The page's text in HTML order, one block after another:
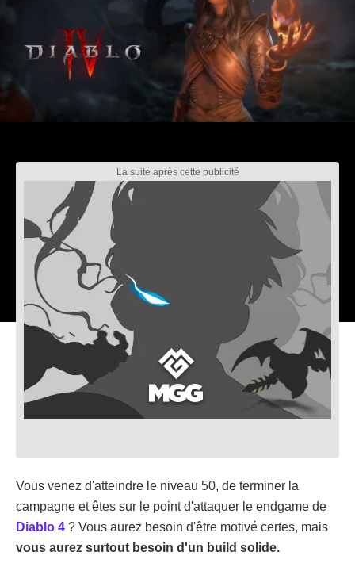
Vous venez d'atteindre le niveau 50, de terminer la
campagne et êtes sur le point d'attaquer le endgame de
Diablo 4 ? Vous aurez besoin d'être motivé certes, mais
vous aurez surtout besoin d'un build solide.